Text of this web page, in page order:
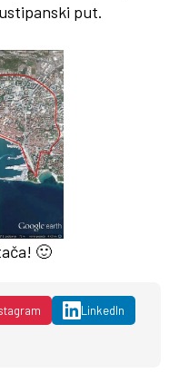
put.
🙂
LinkedIn